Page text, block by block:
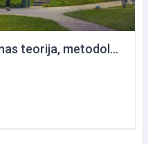
EkonM071 : Sarunu vešanas teorija, metodoloģija un tehnika